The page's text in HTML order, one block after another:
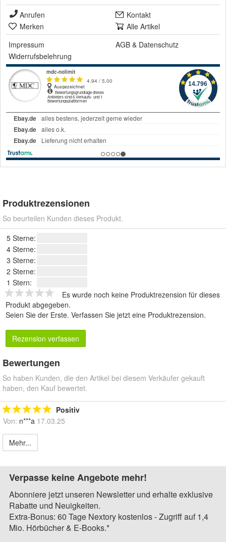
Anrufen
Kontakt
Merken
Alle Artikel
Impressum
AGB & Datenschutz
Widerrufsbelehrung
Produktrezensionen
So beurteilen Kunden dieses Produkt.
5 Sterne:
4 Sterne:
3 Sterne:
2 Sterne:
1 Stern:
Es wurde noch keine Produktrezension für dieses
Produkt abgegeben.
Seien Sie der Erste. Verfassen Sie jetzt eine Produktrezension.
Rezension verfassen
Bewertungen
So haben Kunden, die den Artikel bei diesem Verkäufer gekauft
haben, den Kauf bewertet.
Positiv
Von: n***a 17.03.25
Mehr...
Verpasse keine Angebote mehr!
Abonniere jetzt unseren Newsletter und erhalte exklusive
Rabatte und Neuigkeiten.
Extra-Bonus: 60 Tage Nextory kostenlos - Zugriff auf 1,4
Mio. Hörbücher & E-Books.*